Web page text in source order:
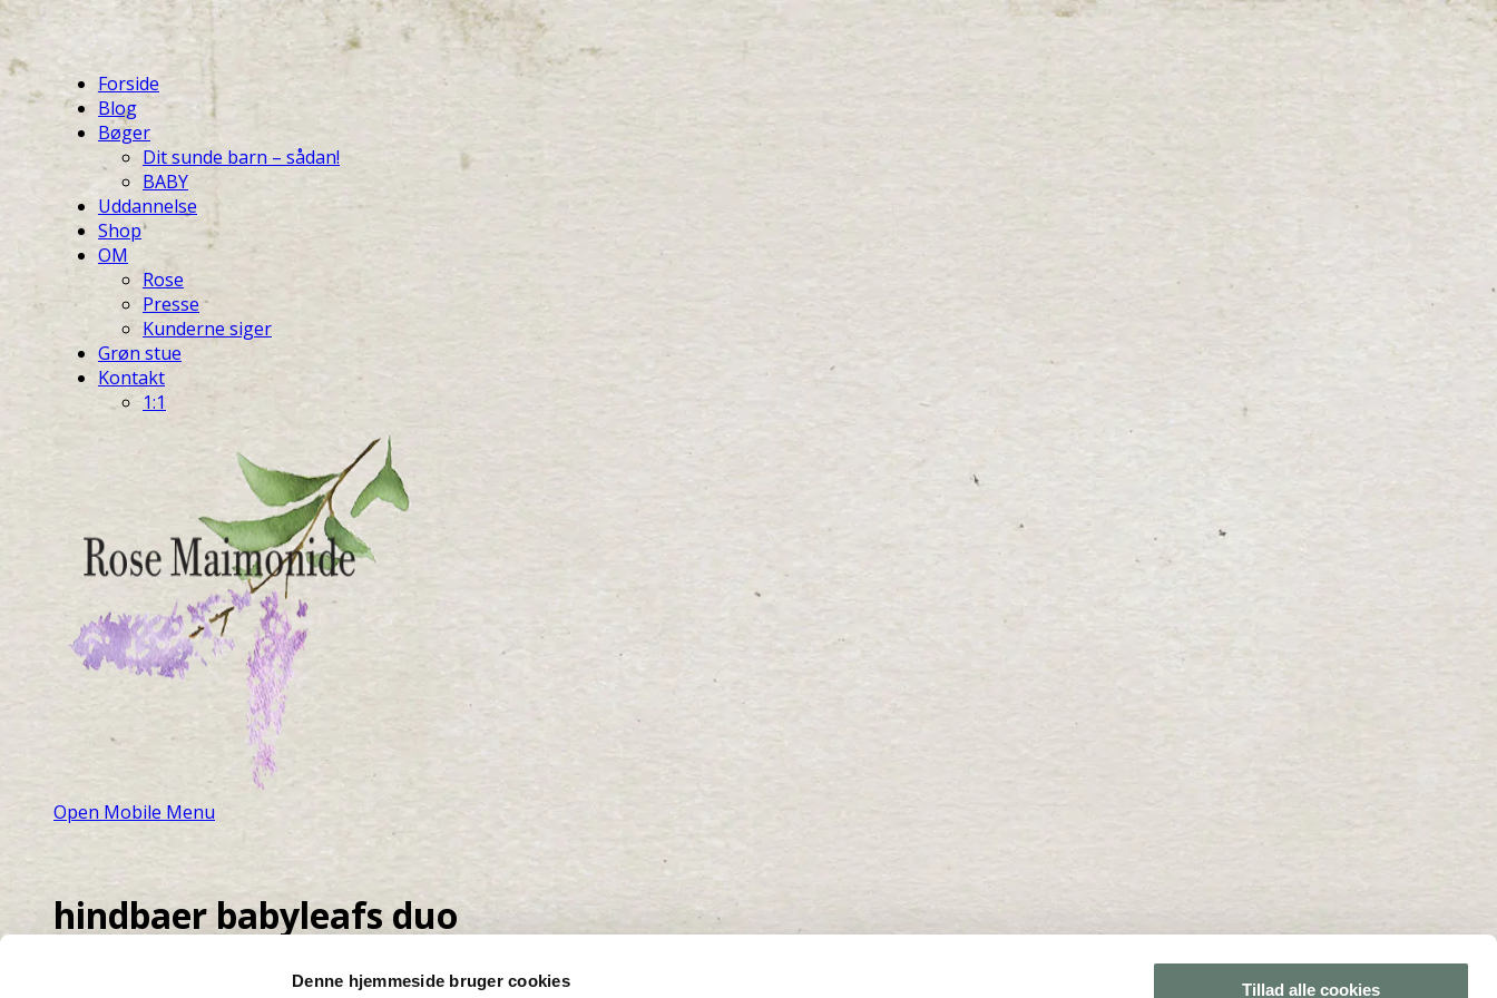
Denne hjemmeside bruger cookies Tillad alle cookies
Forside
Blog
Bøger
Dit sunde barn – sådan!
BABY
Uddannelse
Shop
OM
Rose
Presse
Kunderne siger
Grøn stue
Kontakt
1:1
Open Mobile Menu
hindbaer babyleafs duo
hindbaer babyleafs duo